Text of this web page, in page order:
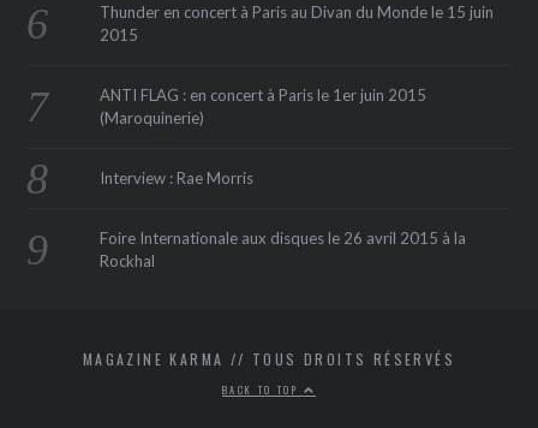
Thunder en concert à Paris au Divan du Monde le 15 juin
2015
ANTI FLAG : en concert à Paris le 1er juin 2015
(Maroquinerie‏)
Interview : Rae Morris
Foire Internationale aux disques le 26 avril 2015 à la
Rockhal
MAGAZINE KARMA // TOUS DROITS RÉSERVÉS
BACK TO TOP